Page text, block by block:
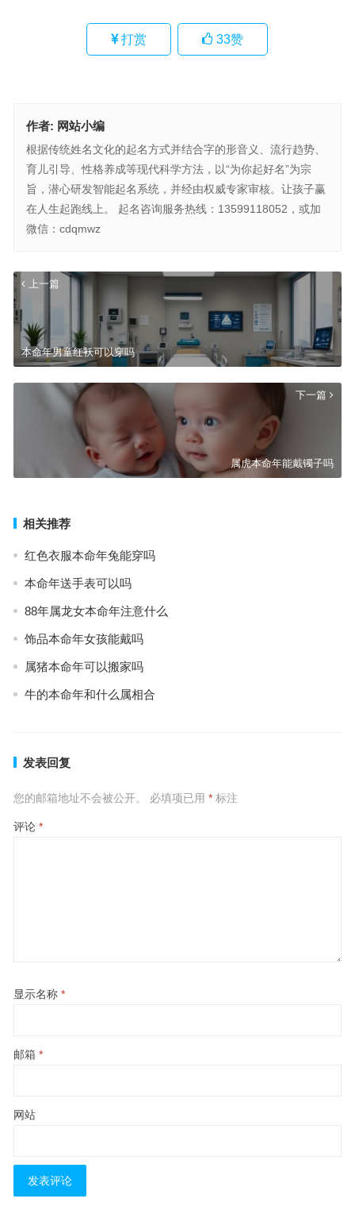
打赏 33赞
作者: 网站小编
根据传统姓名文化的起名方式并结合字的形音义、流行趋势、
育儿引导、性格养成等现代科学方法，以“为你起好名”为宗
旨，潜心研发智能起名系统，并经由权威专家审核。让孩子赢
在人生起跑线上。 起名咨询服务热线：13599118052，或加
微信：cdqmwz
上一篇
本命年男童红袄可以穿吗
下一篇
属虎本命年能戴镯子吗
相关推荐
红色衣服本命年兔能穿吗
本命年送手表可以吗
88年属龙女本命年注意什么
饰品本命年女孩能戴吗
属猪本命年可以搬家吗
牛的本命年和什么属相合
发表回复
您的邮箱地址不会被公开。 必填项已用 *标注
评论 *
显示名称 *
邮箱 *
网站